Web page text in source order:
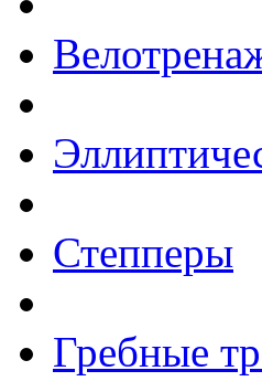
Степперы
Гребные